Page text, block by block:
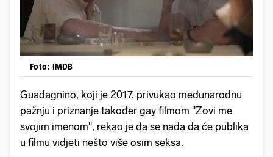
Foto: IMDB
Guadagnino, koji je 2017. privukao međunarodnu
pažnju i priznanje također gay filmom "Zovi me
svojim imenom", rekao je da se nada da će publika
u filmu vidjeti nešto više osim seksa.